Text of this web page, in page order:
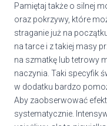
Pamiętaj także o silnej
oraz pokrzywy, które
straganie już na
na tarce i z takiej masy
na szmatkę lub tetrowy
naczynia. Taki specyfik
w dodatku bardzo
Aby zaobserwować
systematycznie.